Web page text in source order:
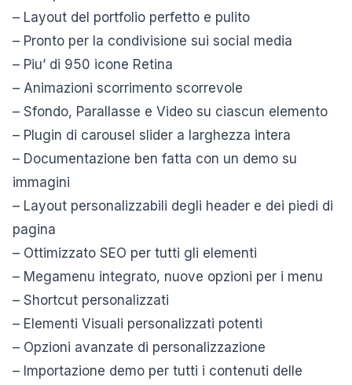
– Layout del portfolio perfetto e pulito
– Pronto per la condivisione sui social media
– Piu’ di 950 icone Retina
– Animazioni scorrimento scorrevole
– Sfondo, Parallasse e Video su ciascun elemento
– Plugin di carousel slider a larghezza intera
– Documentazione ben fatta con un demo su
immagini
– Layout personalizzabili degli header e dei piedi di
pagina
– Ottimizzato SEO per tutti gli elementi
– Megamenu integrato, nuove opzioni per i menu
– Shortcut personalizzati
– Elementi Visuali personalizzati potenti
– Opzioni avanzate di personalizzazione
– Importazione demo per tutti i contenuti delle